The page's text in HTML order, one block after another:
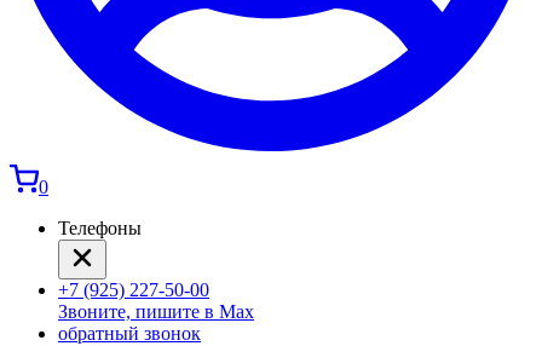
0
Телефоны
+7 (925) 227-50-00
Звоните, пишите в Max
обратный звонок